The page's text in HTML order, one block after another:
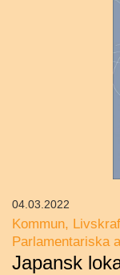
Kommun
Parlamentariska
Japansk
04.03.2022